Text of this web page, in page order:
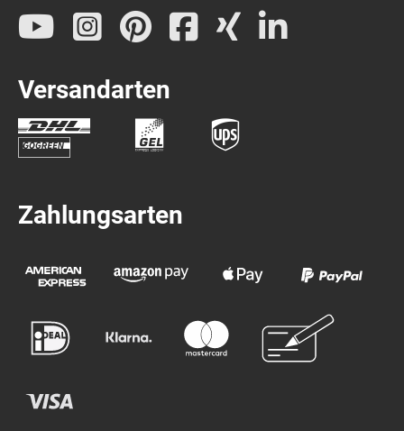
Versandarten
Zahlungsarten